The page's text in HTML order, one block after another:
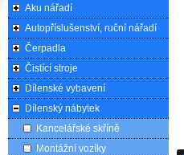
Aku nářadí
Autopříslušenství, ruční nářadí
Čerpadla
Čistící stroje
Dílenské vybavení
Dílenský nábytek
Kancelářské skříně
Montážní vozíky